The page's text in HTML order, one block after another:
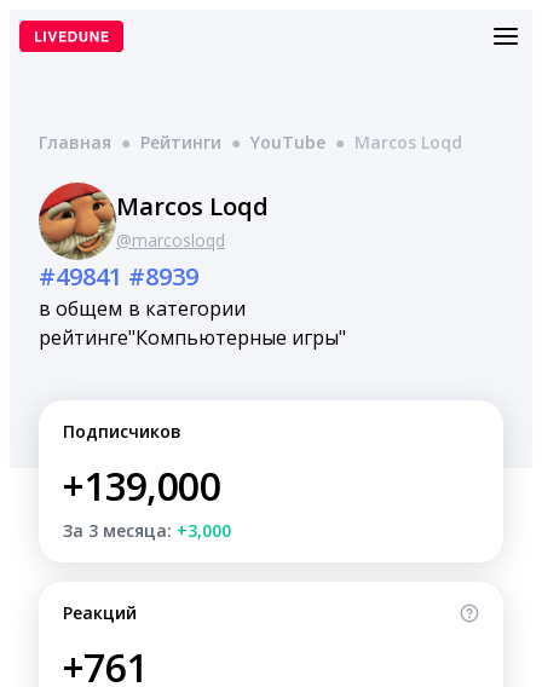
Перейти
Главная ● Рейтинги ● YouTube ● Marcos Loqd
Marcos Loqd
@marcosloqd
#49841
в общем
рейтинге
#8939
в категории
"Компьютерные игры"
Подписчиков
+139,000
За 3 месяца: +3,000
Реакций
+761